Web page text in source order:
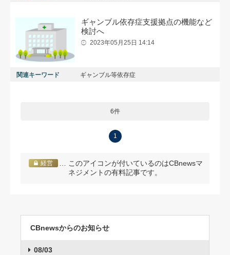
ギャンブル依存症支援拠点の機能など
検討へ
2023年05月25日 14:14
関連キーワード ギャンブル等依存症
6件
1
経営
… このアイコンが付いているのはCBnewsマ
ネジメントの有料記事です。
CBnewsからのお知らせ
08/03